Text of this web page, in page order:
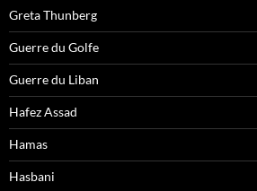
Greta Thunberg
Guerre du Golfe
Guerre du Liban
Hafez Assad
Hamas
Hasbani